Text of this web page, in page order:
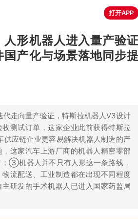
打开APP
人形机器人进入量产验证
产化与场景落地同步提
走向量产验证，特斯拉机器人V3设计
测试订单，这家企业此前获得特斯拉
应链企业更容易解决机器人制造的产
这家汽车上游厂商的机器人精密零部
③机器人并不只有人形这一条路线，
流配送、工业制造都在出现不同程度
研发的手术机器人已进入国家药监局